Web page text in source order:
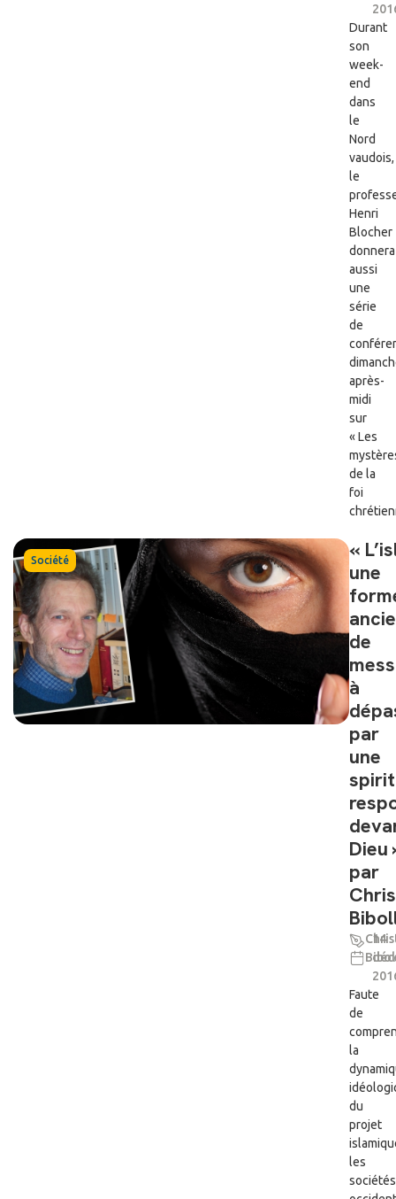
Durant
son
week-
end
dans
le
Nord
vaudois,
le
Henri
Blocher
donnera
aussi
une
série
de
après-
midi
sur
« Les
de la
foi
Société
«
une
de
à
par
une
Dieu
par
14
Faute
de
la
du
projet
les
sociétés